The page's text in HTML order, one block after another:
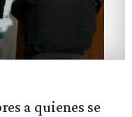
a quienes se